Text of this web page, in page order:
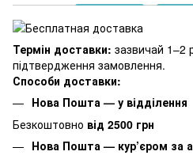
Термін доставки: зазвичай 1–2
підтвердження замовлення.
Способи доставки:
Нова Пошта — у відділення
Безкоштовно від 2500 грн
Нова Пошта — кур’єром за